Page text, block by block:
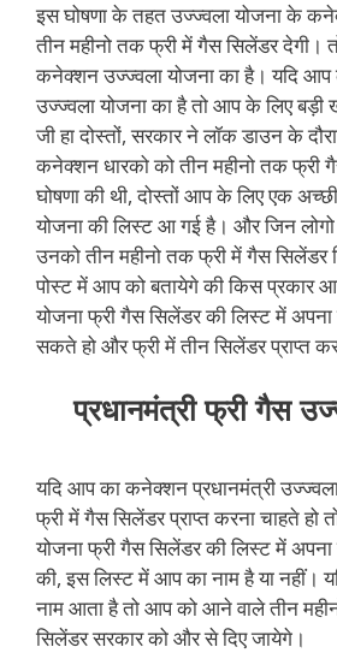
इस घोषणा के तहत उज्ज्वला योजना के
तीन महीनो तक फ्री में गैस सिलेंडर देगी।
कनेक्शन उज्ज्वला योजना का है। यदि
उज्ज्वला योजना का है तो आप के लिए
जी हा दोस्तों, सरकार ने लॉक डाउन के
कनेक्शन धारको को तीन महीनो तक फ्री
घोषणा की थी, दोस्तों आप के लिए एक
योजना की लिस्ट आ गई है। और जिन
उनको तीन महीनो तक फ्री में गैस सिलेंडर
पोस्ट में आप को बतायेगे की किस प्रकार
योजना फ्री गैस सिलेंडर की लिस्ट में
सकते हो और फ्री में तीन सिलेंडर प्राप्त
प्रधानमंत्री फ्री गैस
यदि आप का कनेक्शन प्रधानमंत्री
फ्री में गैस सिलेंडर प्राप्त करना चाहते हो
योजना फ्री गैस सिलेंडर की लिस्ट में
की, इस लिस्ट में आप का नाम है या नहीं।
नाम आता है तो आप को आने वाले तीन
सिलेंडर सरकार को और से दिए जायेगे।